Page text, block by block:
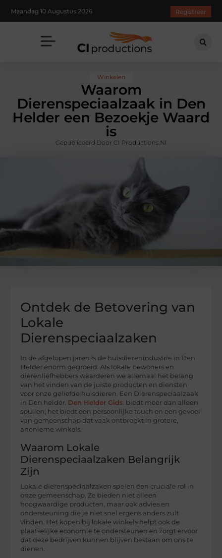
Maandag 10 Augustus 2026 Registreer
Winkelen
Waarom
Dierenspeciaalzaak in Den
Helder een Bezoekje Waard
is
Gepubliceerd Door CI Productions.nl
Ontdek de Betovering van
Lokale
Dierenspeciaalzaken
In de afgelopen jaren is de huisdierenindustrie in Den
Helder enorm gegroeid. Als lokale bewoners en
dierenliefhebbers waarderen we allemaal het belang
van het vinden van de juiste producten en diensten
voor onze geliefde huisdieren. Een Dierenspeciaalzaak
in Den helder. Den Helder Gids . biedt meer dan alleen
spullen; het biedt een persoonlijke touch en een gevoel
van gemeenschap dat vaak ontbreekt in grotere,
anonieme winkels.
Waarom Lokale
Dierenspeciaalzaken Belangrijk
Zijn
Lokale dierenspeciaalzaken spelen een cruciale rol in
onze gemeenschap. Ze bieden niet alleen
hoogwaardige producten, maar ook advies en
ondersteuning die je niet snel ergens anders zult
vinden. Het kopen bij lokale winkels helpt ook de
plaatselijke economie te ondersteunen en zorgt ervoor
dat deze bedrijven kunnen blijven bestaan om ons te
dienen.